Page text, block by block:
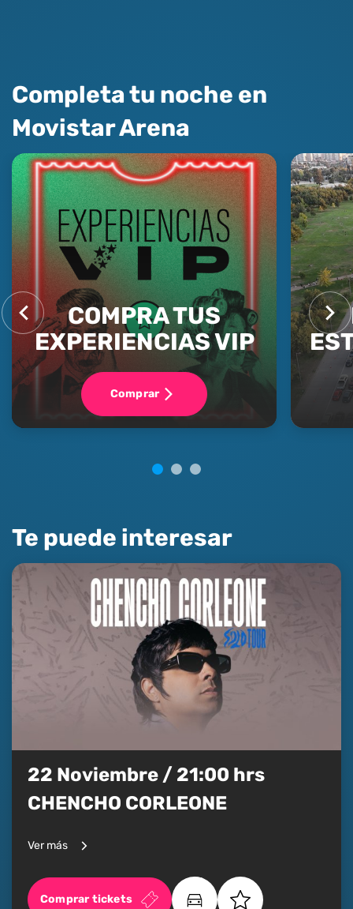
Completa tu noche en
Movistar Arena
COMPRA TUS
EXPERIENCIAS VIP
Comprar
Te puede interesar
22 Noviembre / 21:00 hrs
CHENCHO CORLEONE
Ver más
Comprar tickets